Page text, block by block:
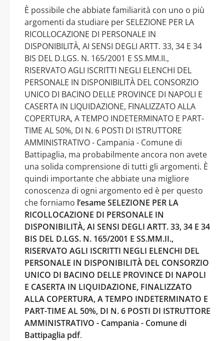
È possibile che abbiate familiarità con uno o più
argomenti da studiare per SELEZIONE PER LA
RICOLLOCAZIONE DI PERSONALE IN
DISPONIBILITÀ, AI SENSI DEGLI ARTT. 33, 34 E 34
BIS DEL D.LGS. N. 165/2001 E SS.MM.II.,
RISERVATO AGLI ISCRITTI NEGLI ELENCHI DEL
PERSONALE IN DISPONIBILITÀ DEL CONSORZIO
UNICO DI BACINO DELLE PROVINCE DI NAPOLI E
CASERTA IN LIQUIDAZIONE, FINALIZZATO ALLA
COPERTURA, A TEMPO INDETERMINATO E PART-
TIME AL 50%, DI N. 6 POSTI DI ISTRUTTORE
AMMINISTRATIVO - Campania - Comune di
Battipaglia, ma probabilmente ancora non avete
una solida comprensione di tutti gli argomenti. È
quindi importante che abbiate una migliore
conoscenza di ogni argomento ed è per questo
che forniamo l’esame SELEZIONE PER LA
RICOLLOCAZIONE DI PERSONALE IN
DISPONIBILITÀ, AI SENSI DEGLI ARTT. 33, 34 E 34
BIS DEL D.LGS. N. 165/2001 E SS.MM.II.,
RISERVATO AGLI ISCRITTI NEGLI ELENCHI DEL
PERSONALE IN DISPONIBILITÀ DEL CONSORZIO
UNICO DI BACINO DELLE PROVINCE DI NAPOLI
E CASERTA IN LIQUIDAZIONE, FINALIZZATO
ALLA COPERTURA, A TEMPO INDETERMINATO E
PART-TIME AL 50%, DI N. 6 POSTI DI ISTRUTTORE
AMMINISTRATIVO - Campania - Comune di
Battipaglia pdf.